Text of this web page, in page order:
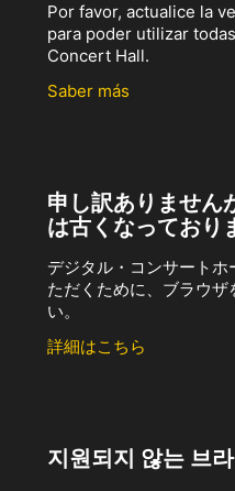
Por favor, actualice la
para poder utilizar
Concert Hall.
Saber más
申し訳ありません
は古くなっており
デジタル・コンサート
ただくために、ブラウザ
い。
詳細はこちら
지원되지 않는 브